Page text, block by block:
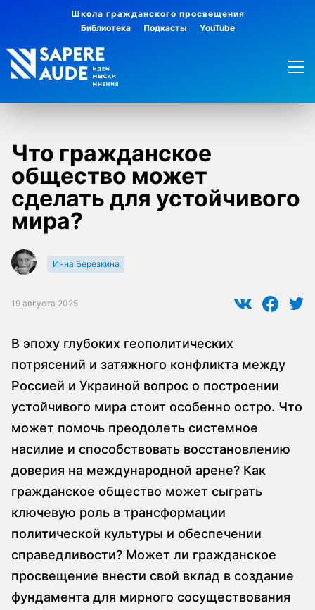
Школа гражданского просвещения
Библиотека
Подкасты YouTube
Что гражданское
общество может
сделать для устойчивого
мира?
Инна Березкина
19 августа 2025
В эпоху глубоких геополитических
потрясений и затяжного конфликта между
Россией и Украиной вопрос о построении
устойчивого мира стоит особенно остро. Что
может помочь преодолеть системное
насилие и способствовать восстановлению
доверия на международной арене? Как
гражданское общество может сыграть
ключевую роль в трансформации
политической культуры и обеспечении
справедливости? Может ли гражданское
просвещение внести свой вклад в создание
фундамента для мирного сосуществования